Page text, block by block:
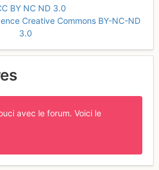
BY NC ND 3.0
Creative Commons BY-NC-ND
3.0
avec le forum. Voici le